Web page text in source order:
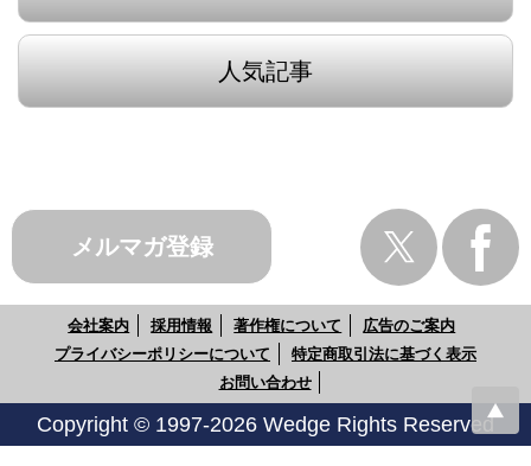
人気記事
メルマガ登録
会社案内 採用情報 著作権について
広告のご案内
プライバシーポリシーについて
特定商取引法に基づく表示
お問い合わせ
Copyright © 1997-2026 Wedge Rights Reserved